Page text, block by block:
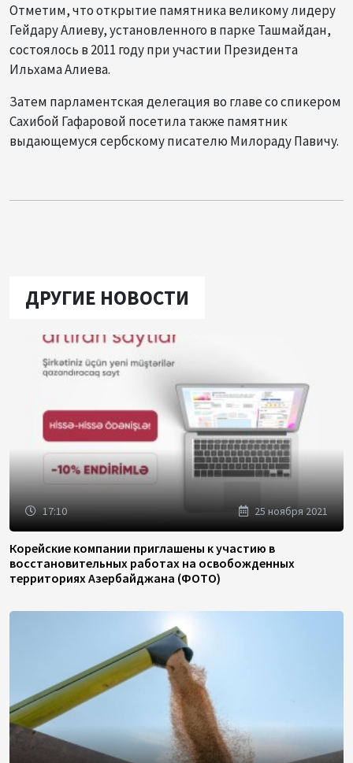
Отметим, что открытие памятника великому лидеру
Гейдару Алиеву, установленного в парке Ташмайдан,
состоялось в 2011 году при участии Президента
Ильхама Алиева.
Затем парламентская делегация во главе со спикером
Сахибой Гафаровой посетила также памятник
выдающемуся сербскому писателю Милораду Павичу.
ДРУГИЕ НОВОСТИ
17:10 25 ноября 2021
Корейские компании приглашены к участию в
восстановительных работах на освобожденных
территориях Азербайджана (ФОТО)